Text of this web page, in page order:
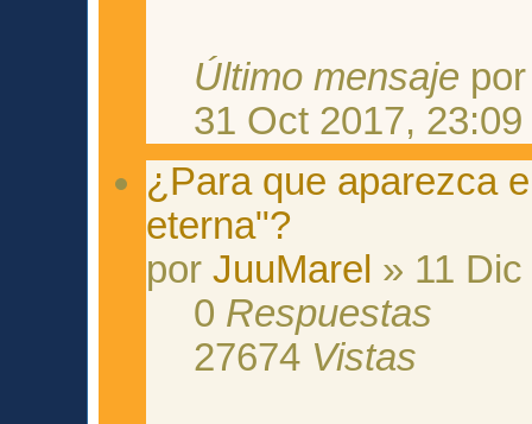
Último mensaje
31 Oct 2017, 23:09
¿Para que aparezca
eterna"?
porJuuMarel » 11
0 Respuestas
27674 Vistas